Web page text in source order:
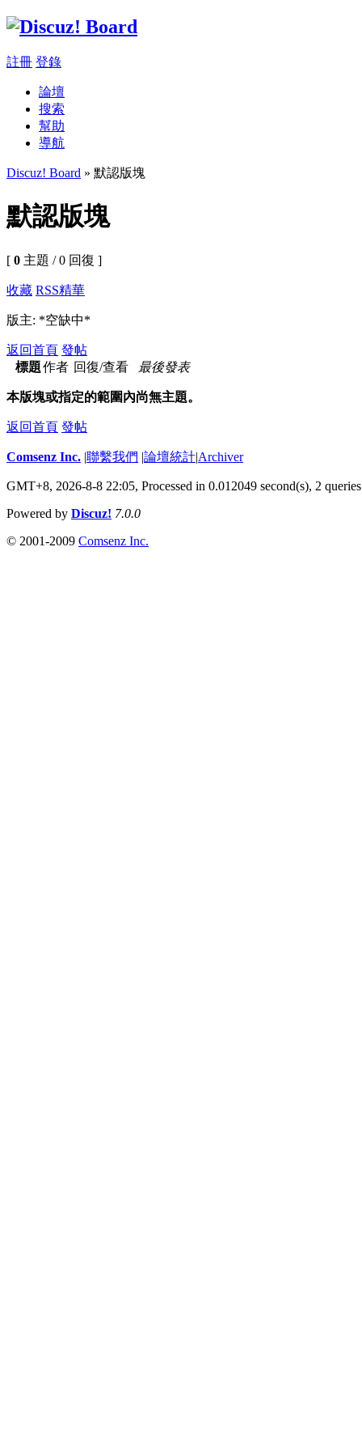
註冊 登錄
論壇
搜索
幫助
導航
Discuz! Board » 默認版塊
默認版塊
[ 0 主題 / 0 回復 ]
收藏 RSS精華
版主: *空缺中*
返回首頁 發帖
標題作者 回復/查看 最後發表
本版塊或指定的範圍內尚無主題。
返回首頁 發帖
Comsenz Inc. |聯繫我們 |論壇統計|Archiver
GMT+8, 2026-8-8 22:05, Processed in 0.012049 second(s), 2 queries
Powered by Discuz! 7.0.0
© 2001-2009 Comsenz Inc.